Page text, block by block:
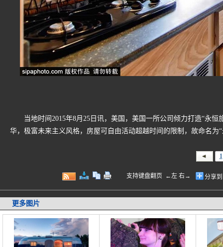
当地时间2015年8月25日讯，美国，美国一所公司倾力打造“永恒
华，极富未来主义风格，房屋可自由活动超越时间的限制，故命名为
1
支持键盘翻页 ←左 右→ 分享
更多图片